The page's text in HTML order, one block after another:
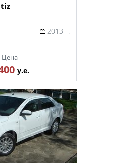
2013 г.
Цена
у.е.